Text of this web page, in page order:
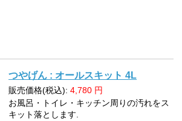
つやげん : オールスキット 4L
販売価格(税込): 4,780 円
お風呂・トイレ・キッチン周りの汚れをス
キット落とします.